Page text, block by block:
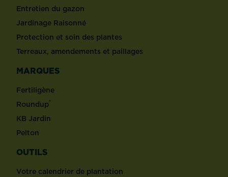
Entretien du gazon
Jardinage Raisonné
Protection et soin des plantes
Terreaux, amendements et paillages
MARQUES
Fertiligène
Roundup®
KB Jardin
Pelton
OUTILS
Votre calendrier de plantation